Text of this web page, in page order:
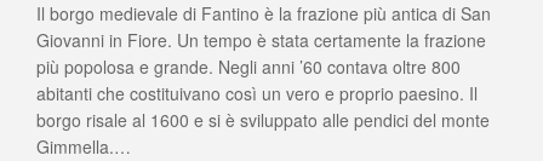
(CS)
BORGO
ABBANDONATO…
che
si
anima
Il borgo medievale di Fantino è la frazione più antica di San
Giovanni in Fiore. Un tempo è stata certamente la frazione
più popolosa e grande. Negli anni ’60 contava oltre 800
abitanti che costituivano così un vero e proprio paesino. Il
borgo risale al 1600 e si è sviluppato alle pendici del monte
Gimmella.…